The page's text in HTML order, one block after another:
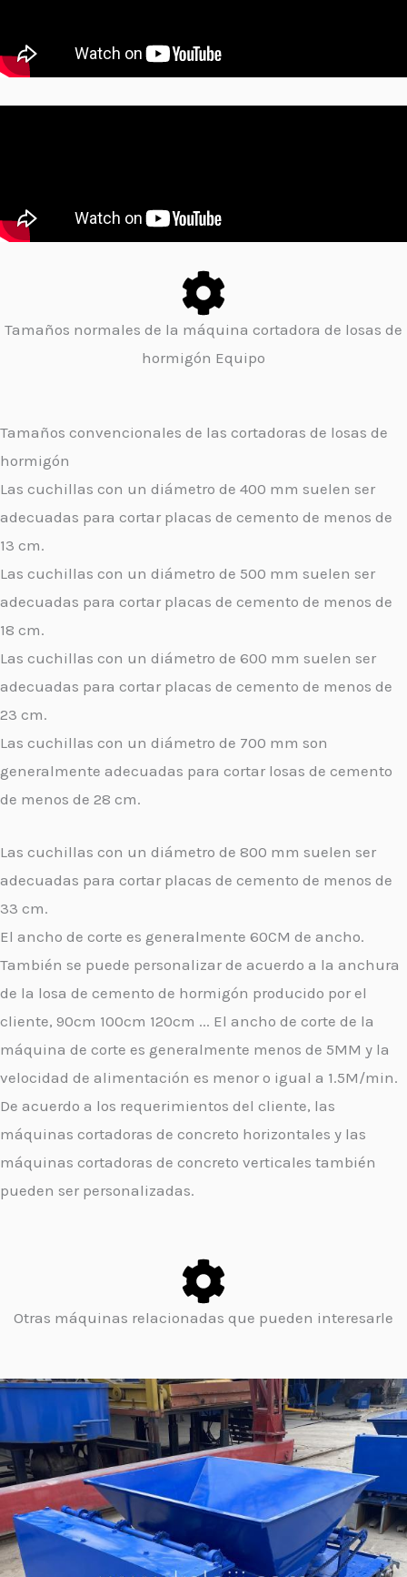
Tamaños normales de la máquina cortadora de losas de
hormigón Equipo
Tamaños convencionales de las cortadoras de losas de
hormigón
Las cuchillas con un diámetro de 400 mm suelen ser
adecuadas para cortar placas de cemento de menos de
13 cm.
Las cuchillas con un diámetro de 500 mm suelen ser
adecuadas para cortar placas de cemento de menos de
18 cm.
Las cuchillas con un diámetro de 600 mm suelen ser
adecuadas para cortar placas de cemento de menos de
23 cm.
Las cuchillas con un diámetro de 700 mm son
generalmente adecuadas para cortar losas de cemento
de menos de 28 cm.
Las cuchillas con un diámetro de 800 mm suelen ser
adecuadas para cortar placas de cemento de menos de
33 cm.
El ancho de corte es generalmente 60CM de ancho.
También se puede personalizar de acuerdo a la anchura
de la losa de cemento de hormigón producido por el
cliente, 90cm 100cm 120cm ... El ancho de corte de la
máquina de corte es generalmente menos de 5MM y la
velocidad de alimentación es menor o igual a 1.5M/min.
De acuerdo a los requerimientos del cliente, las
máquinas cortadoras de concreto horizontales y las
máquinas cortadoras de concreto verticales también
pueden ser personalizadas.
Otras máquinas relacionadas que pueden interesarle